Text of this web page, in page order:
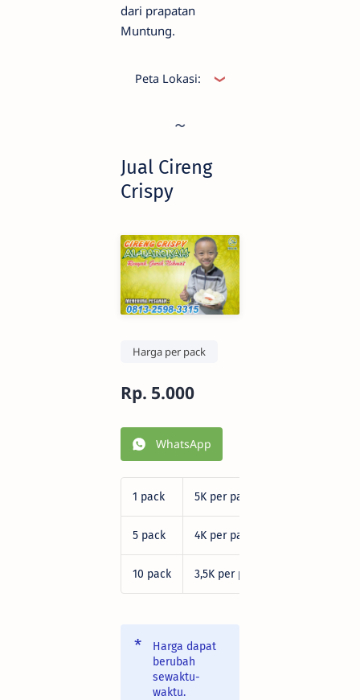
dari prapatan
Muntung.
Peta Lokasi:
Jual Cireng
Crispy
Harga per pack
Rp. 5.000
WhatsApp
1 pack 5K per pack
5 pack 4K per pack
10 pack 3,5K per pack
Harga dapat
berubah
sewaktu-
waktu.